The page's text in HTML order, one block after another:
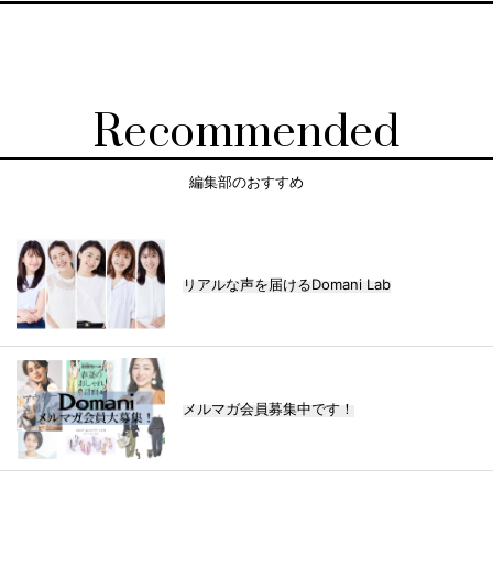
Recommended
編集部のおすすめ
リアルな声を届けるDomani Lab
メルマガ会員募集中です！